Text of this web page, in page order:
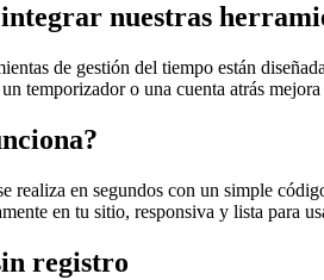
nuestras
de gestión del tiempo están
temporizador o una cuenta atrás
realiza en segundos con un simple
en tu sitio, responsiva y lista para
registro